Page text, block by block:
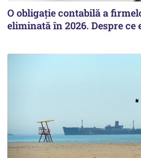
O obligație contabilă a
eliminată în 2026. Despre ce